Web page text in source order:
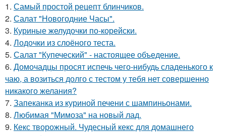
1. Самый простой рецепт блинчиков.
2. Салат "Новогодние Часы".
3. Куриные желудочки по-корейски.
4. Лодочки из слоёного теста.
5. Салат "Купеческий" - настоящее объедение.
6. Домочадцы просят испечь чего-нибудь сладенького к
чаю, а возиться долго с тестом у тебя нет совершенно
никакого желания?
7. Запеканка из куриной печени с шампиньонами.
8. Любимая "Мимоза" на новый лад.
9. Кекс творожный. Чудесный кекс для домашнего